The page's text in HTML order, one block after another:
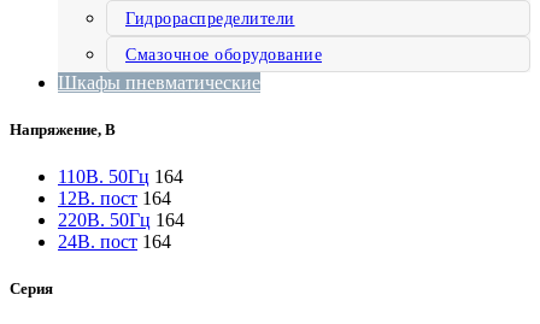
Гидрораспределители
Смазочное оборудование
Шкафы пневматические
Напряжение, В
110В. 50Гц 164
12В. пост 164
220В. 50Гц 164
24В. пост 164
Серия